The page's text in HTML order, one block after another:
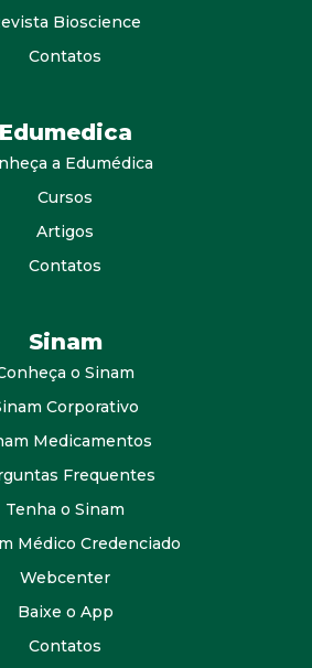
Bioscience
Contatos
Edumedica
a Edumédica
Cursos
Artigos
Contatos
Sinam
o Sinam
Corporativo
Medicamentos
Frequentes
Tenha o Sinam
Médico Credenciado
Webcenter
Baixe o App
Contatos